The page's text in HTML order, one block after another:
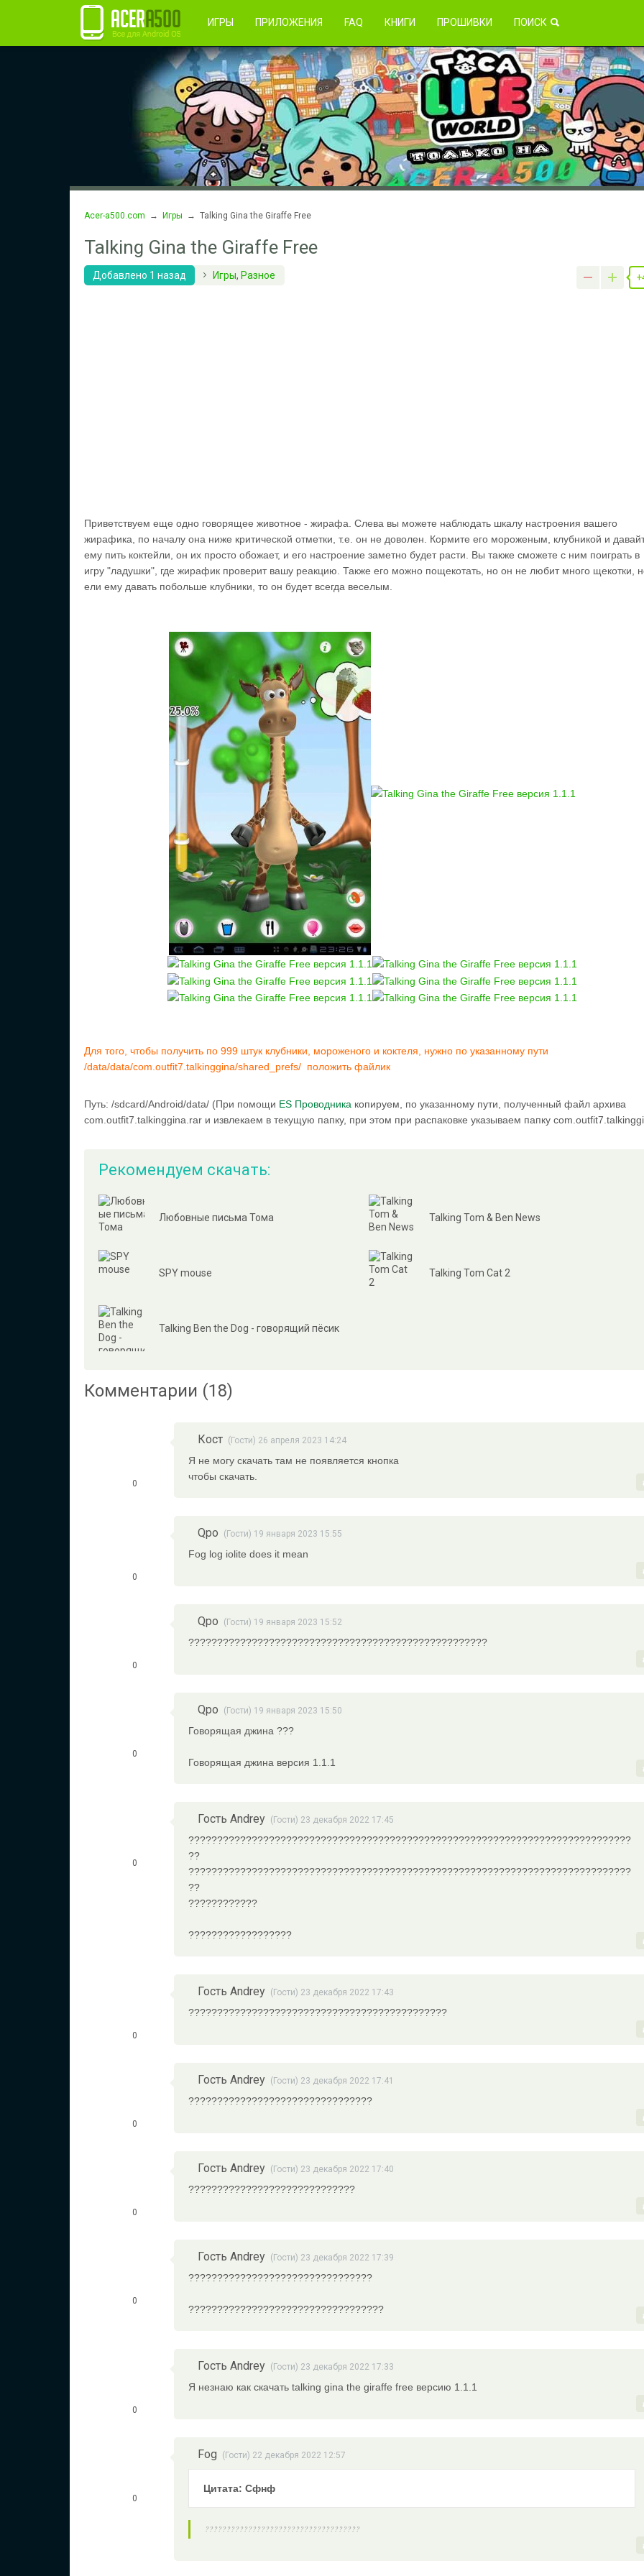
Регистрация Правила пользования Возникли проблемы?
ИГРЫ ПРИЛОЖЕНИЯ FAQ КНИГИ ПРОШИВКИ ПОИСК
Acer-a500.com → Игры → Talking Gina the Giraffe Free
Talking Gina the Giraffe Free
Добавлено 1 назад Игры, Разное
Приветствуем еще одно говорящее животное - жирафа. Слева вы можете наблюдать шкалу настроения вашего
жирафика, по началу она ниже критической отметки, т.е. он не доволен. Кормите его мороженым, клубникой и
ему пить коктейли, он их просто обожает, и его настроение заметно будет расти. Вы также сможете с ним поиграть в
игру "ладушки", где жирафик проверит вашу реакцию. Также его можно пощекотать, но он не любит много щекотки,
ели ему давать побольше клубники, то он будет всегда веселым.
Для того, чтобы получить по 999 штук клубники, мороженого и коктеля, нужно по указанному пути
/data/data/com.outfit7.talkinggina/shared_prefs/ положить файлик
Путь: /sdcard/Android/data/ (При помощи ES Проводника копируем, по указанному пути, полученный файл архива
com.outfit7.talkinggina.rar и извлекаем в текущую папку, при этом при распаковке указываем папку
Рекомендуем скачать:
Любовные письма Тома Talking Tom & Ben News
SPY mouse Talking Tom Cat 2
Talking Ben the Dog - говорящий пёсик
Комментарии (18)
0
Кост (Гости) 26 апреля 2023 14:24
Я не могу скачать там не появляется кнопка
чтобы скачать.
0
Qpo (Гости) 19 января 2023 15:55
Fog log iolite does it mean
0
Qpo (Гости) 19 января 2023 15:52
????????????????????????????????????????????????????
0
Qpo (Гости) 19 января 2023 15:50
Говорящая джина ???
Говорящая джина версия 1.1.1
0
Гость Andrey (Гости) 23 декабря 2022 17:45
?????????????????????????????????????????????????????????????????????????????
??
?????????????????????????????????????????????????????????????????????????????
??
????????????
??????????????????
0
Гость Andrey (Гости) 23 декабря 2022 17:43
?????????????????????????????????????????????
0
Гость Andrey (Гости) 23 декабря 2022 17:41
????????????????????????????????
0
Гость Andrey (Гости) 23 декабря 2022 17:40
?????????????????????????????
0
Гость Andrey (Гости) 23 декабря 2022 17:39
????????????????????????????????
??????????????????????????????????
0
Гость Andrey (Гости) 23 декабря 2022 17:33
Я незнаю как скачать talking gina the giraffe free версию 1.1.1
0
Fog (Гости) 22 декабря 2022 12:57
Цитата: Сфнф
????????????????????????????????????